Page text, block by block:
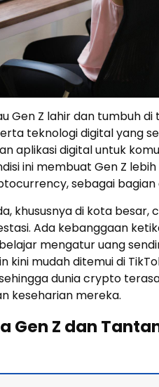
Gen Z lahir dan tumbuh
teknologi digital yang
aplikasi digital untuk
ini membuat Gen Z
sebagai bagian
khususnya di kota
Ada kebanggaan
mengatur uang
kini mudah ditemui di
dunia crypto
keseharian mereka.
Gen Z dan